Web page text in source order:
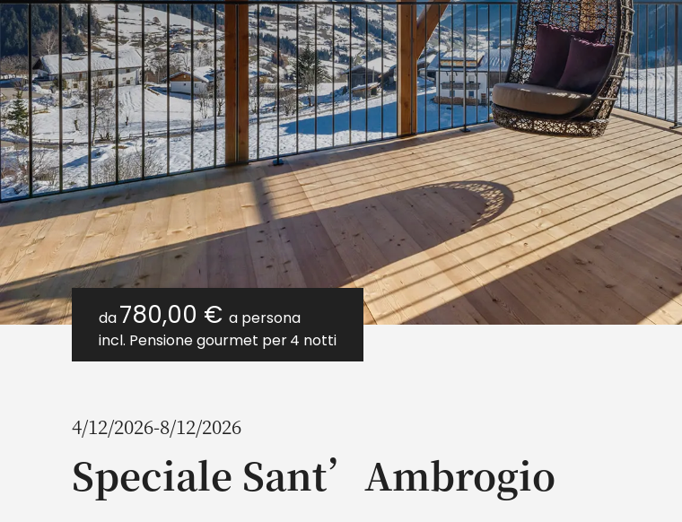
da780,00 € a persona
incl. Pensione gourmet per4 notti
4/12/2026-8/12/2026
Speciale Sant’Ambrogio